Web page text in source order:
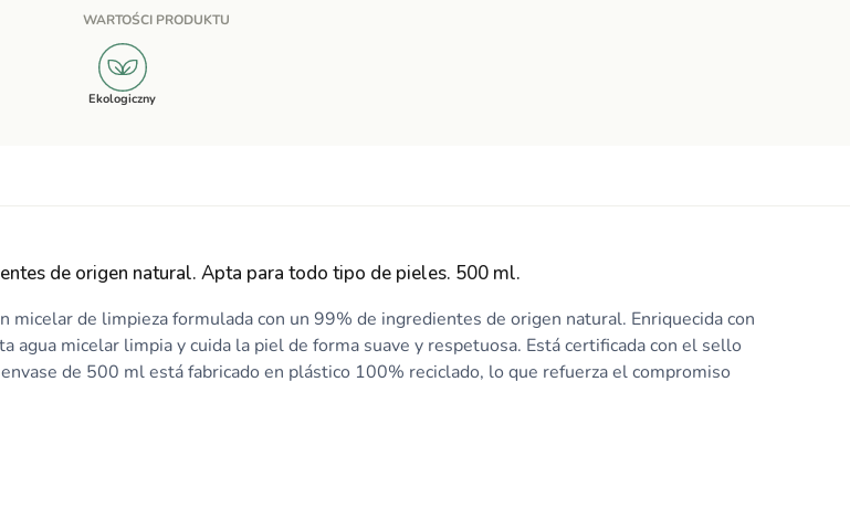
WARTOŚCI PRODUKTU
Ekologiczny
de origen natural. Apta para todo tipo de pieles. 500 ml.
de limpieza formulada con un 99% de ingredientes de origen natural. Enriquecida con
agua micelar limpia y cuida la piel de forma suave y respetuosa. Está certificada con el sello
de 500 ml está fabricado en plástico 100% reciclado, lo que refuerza el compromiso